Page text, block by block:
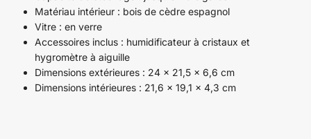
Matériau intérieur : bois de cèdre espagnol
Vitre : en verre
Accessoires inclus : humidificateur à cristaux et
hygromètre à aiguille
Dimensions extérieures : 24 x 21,5 x 6,6 cm
Dimensions intérieures : 21,6 x 19,1 x 4,3 cm